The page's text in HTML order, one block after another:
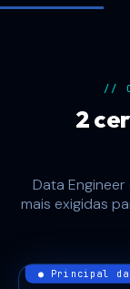
//
2
Data
mais exigidas
● Principal